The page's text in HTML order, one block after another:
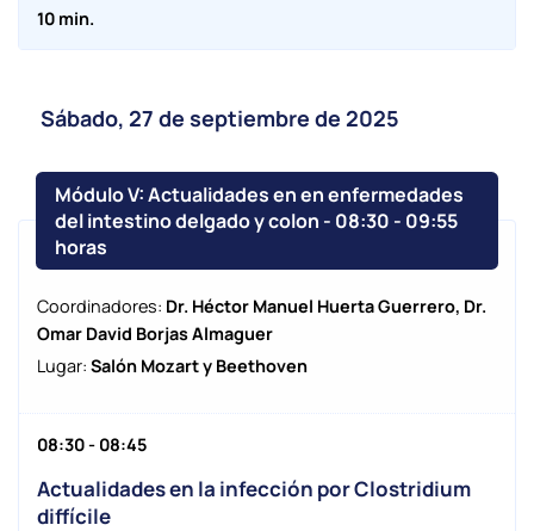
10 min.
Sábado, 27 de septiembre de 2025
Módulo V: Actualidades en en enfermedades
del intestino delgado y colon - 08:30 - 09:55
horas
Coordinadores: Dr. Héctor Manuel Huerta Guerrero, Dr.
Omar David Borjas Almaguer
Lugar: Salón Mozart y Beethoven
08:30 - 08:45
Actualidades en la infección por Clostridium
diffícile